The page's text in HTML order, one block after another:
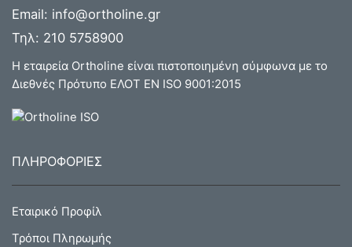
Email: info@ortholine.gr
Τηλ: 210 5758900
Η εταιρεία Ortholine είναι πιστοποιημένη σύμφωνα με το
Διεθνές Πρότυπο ΕΛΟΤ ΕΝ ISO 9001:2015
ΠΛΗΡΟΦΟΡΙΕΣ
Εταιρικό Προφίλ
Τρόποι Πληρωμής